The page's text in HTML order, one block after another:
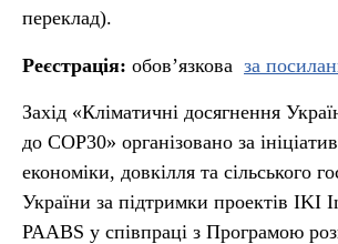
переклад).
Реєстрація: обов’язкова за
Захід «Кліматичні досягнення
до СОР30» організовано за
економіки, довкілля та сільського
України за підтримки проектів IKI
PAABS у співпраці з Програмою